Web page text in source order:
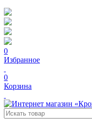
0
Избранное
0
Корзина